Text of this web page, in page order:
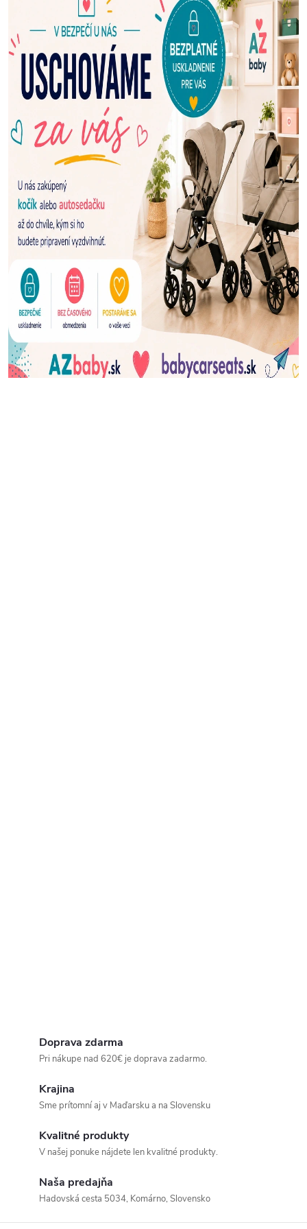
N
A
Š
U
P
R
E
D
A
J
Ň
U
Doprava zdarma
Pri nákupe nad 620€ je doprava zadarmo.
Krajina
Sme prítomní aj v Maďarsku a na Slovensku
Kvalitné produkty
V našej ponuke nájdete len kvalitné produkty.
Naša predajňa
Hadovská cesta 5034, Komárno, Slovensko